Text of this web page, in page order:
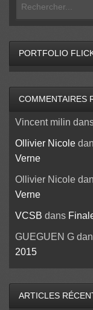
PORTFOLIO
COMMENTAIRES
Vincent milin
Ollivier Nicole
Verne
Ollivier Nicole
Verne
VCSB dans
GUEGUEN G
2015
ARTICLES